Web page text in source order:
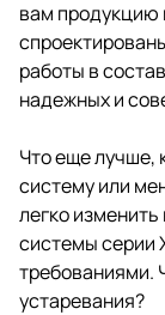
вам продукцию
работы в
надежных и
Что еще лучше,
систему или
легко
системы серии
требованиями.
устаревания?